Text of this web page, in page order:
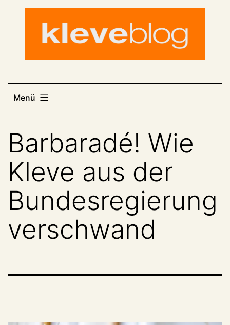
Menü
Barbaradé! Wie
Kleve aus der
Bundesregierung
verschwand